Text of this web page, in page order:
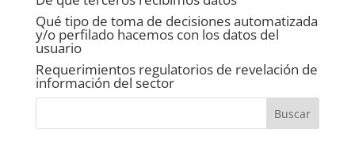
Qué tipo de toma de decisiones automatizada
y/o perfilado hacemos con los datos del
usuario
Requerimientos regulatorios de revelación de
información del sector